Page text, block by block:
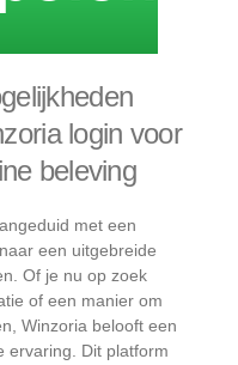
login voor
beleving
met een
een uitgebreide
Of je nu op zoek
of een manier om
Winzoria belooft een
ervaring. Dit platform